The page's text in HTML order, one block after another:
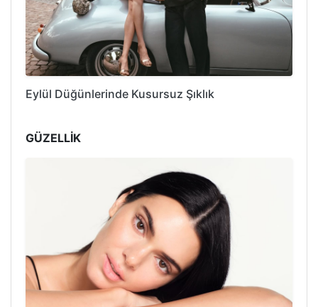
Eylül Düğünlerinde Kusursuz Şıklık
GÜZELLİK